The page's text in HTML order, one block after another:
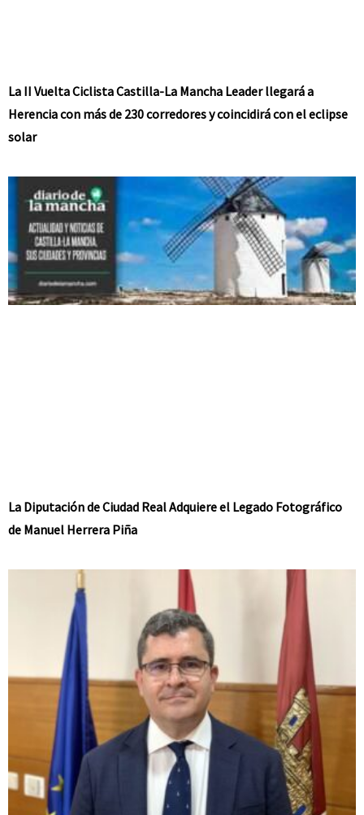
La II Vuelta Ciclista Castilla-La Mancha Leader llegará a
Herencia con más de 230 corredores y coincidirá con el eclipse
solar
La Diputación de Ciudad Real Adquiere el Legado Fotográfico
de Manuel Herrera Piña